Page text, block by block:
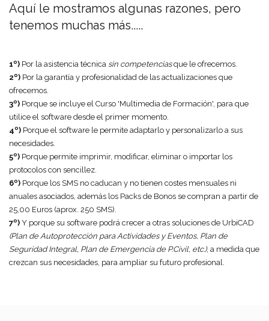
Aquí le mostramos algunas razones, pero
tenemos muchas más.....
1º) Por la asistencia técnica sin competenciasque le ofrecemos.
2º) Por la garantía y profesionalidad de las actualizaciones que
ofrecemos.
3º) Porque se incluye el Curso 'Multimedia de Formación', para que
utilice el software desde el primer momento.
4º) Porque el software le permite adaptarlo y personalizarlo a sus
necesidades.
5º) Porque permite imprimir, modificar, eliminar o importar los
protocolos con sencillez.
6º) Porque los SMS no caducan y no tienen costes mensuales ni
anuales asociados, además los Packs de Bonos se compran a partir de
25,00 Euros (aprox. 250 SMS).
7º) Y porque su software podrá crecer a otras soluciones de UrbiCAD
(Plan de Autoprotección para Actividades y Eventos, Plan de
Seguridad Integral, Plan de Emergencia de P.Civil, etc.), a medida que
crezcan sus necesidades, para ampliar su futuro profesional.